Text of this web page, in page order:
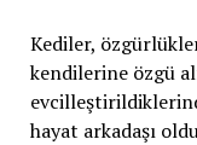
Kediler,
kendilerine özgü
hayat arkadaşı